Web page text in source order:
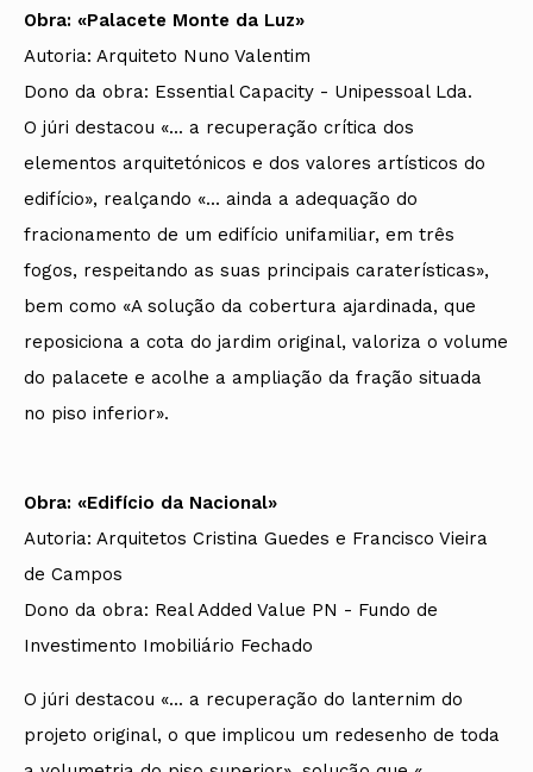
Obra: «Palacete Monte da Luz»
Autoria: Arquiteto Nuno Valentim
Dono da obra: Essential Capacity - Unipessoal Lda.
O júri destacou «... a recuperação crítica dos
elementos arquitetónicos e dos valores artísticos do
edifício», realçando «... ainda a adequação do
fracionamento de um edifício unifamiliar, em três
fogos, respeitando as suas principais caraterísticas»,
bem como «A solução da cobertura ajardinada, que
reposiciona a cota do jardim original, valoriza o volume
do palacete e acolhe a ampliação da fração situada
no piso inferior».
Obra: «Edifício da Nacional»
Autoria: Arquitetos Cristina Guedes e Francisco Vieira
de Campos
Dono da obra: Real Added Value PN - Fundo de
Investimento Imobiliário Fechado
O júri destacou «... a recuperação do lanternim do
projeto original, o que implicou um redesenho de toda